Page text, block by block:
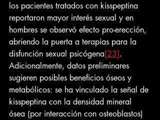
los pacientes tratados con kisspeptina
reportaron mayor interés sexual y en
hombres se observó efecto pro-erección,
abriendo la puerta a terapias para la
disfunción sexual psicógena[23].
Adicionalmente, datos preliminares
sugieren posibles beneficios óseos y
metabólicos: se ha vinculado la señal de
kisspeptina con la densidad mineral
ósea (por interacción con osteoblastos)